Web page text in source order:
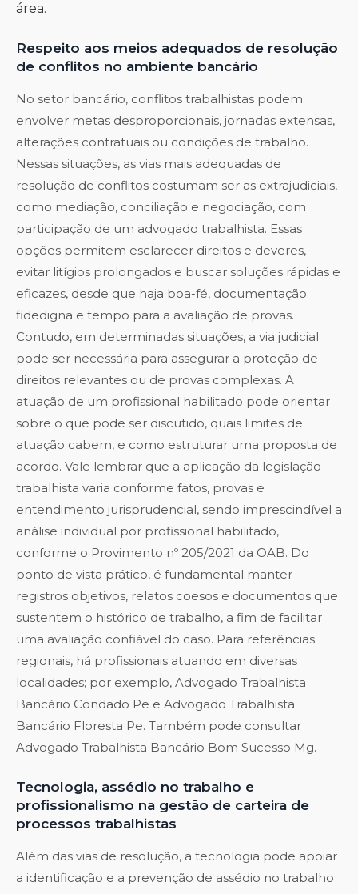
área.
Respeito aos meios adequados de resolução
de conflitos no ambiente bancário
No setor bancário, conflitos trabalhistas podem
envolver metas desproporcionais, jornadas extensas,
alterações contratuais ou condições de trabalho.
Nessas situações, as vias mais adequadas de
resolução de conflitos costumam ser as extrajudiciais,
como mediação, conciliação e negociação, com
participação de um advogado trabalhista. Essas
opções permitem esclarecer direitos e deveres,
evitar litígios prolongados e buscar soluções rápidas e
eficazes, desde que haja boa-fé, documentação
fidedigna e tempo para a avaliação de provas.
Contudo, em determinadas situações, a via judicial
pode ser necessária para assegurar a proteção de
direitos relevantes ou de provas complexas. A
atuação de um profissional habilitado pode orientar
sobre o que pode ser discutido, quais limites de
atuação cabem, e como estruturar uma proposta de
acordo. Vale lembrar que a aplicação da legislação
trabalhista varia conforme fatos, provas e
entendimento jurisprudencial, sendo imprescindível a
análise individual por profissional habilitado,
conforme o Provimento nº 205/2021 da OAB. Do
ponto de vista prático, é fundamental manter
registros objetivos, relatos coesos e documentos que
sustentem o histórico de trabalho, a fim de facilitar
uma avaliação confiável do caso. Para referências
regionais, há profissionais atuando em diversas
localidades; por exemplo, Advogado Trabalhista
Bancário Condado Pe e Advogado Trabalhista
Bancário Floresta Pe. Também pode consultar
Advogado Trabalhista Bancário Bom Sucesso Mg.
Tecnologia, assédio no trabalho e
profissionalismo na gestão de carteira de
processos trabalhistas
Além das vias de resolução, a tecnologia pode apoiar
a identificação e a prevenção de assédio no trabalho